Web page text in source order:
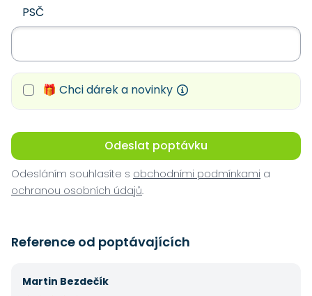
PSČ
🎁 Chci dárek a novinky
Odeslat poptávku
Odesláním souhlasíte s obchodními podmínkami a
ochranou osobních údajů.
Reference od poptávajících
Martin Bezdečík